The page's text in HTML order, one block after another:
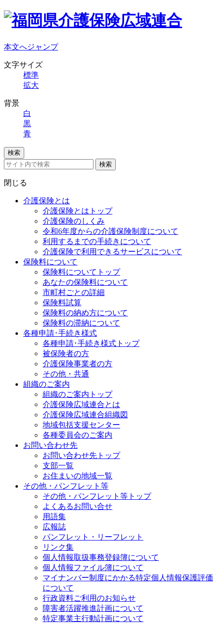
本文へジャンプ
文字サイズ
標準
拡大
背景
白
黒
青
検索
検索
閉じる
介護保険とは
介護保険とはトップ
介護保険のしくみ
令和6年度からの介護保険制度について
利用するまでの手続きについて
介護保険で利用できるサービスについて
保険料について
保険料についてトップ
あなたの保険料について
市町村ごとの詳細
保険料試算
保険料の納め方について
保険料の滞納について
各種申請･手続き様式
各種申請･手続き様式トップ
被保険者の方
介護保険事業者の方
その他・共通
組織のご案内
組織のご案内トップ
介護保険広域連合とは
介護保険広域連合組織図
地域包括支援センター
各種委員会のご案内
お問い合わせ先
お問い合わせ先トップ
支部一覧
お住まいの地域一覧
その他・パンフレット等
その他・パンフレット等トップ
よくあるお問い合せ
用語集
広報誌
パンフレット・リーフレット
リンク集
個人情報取扱事務登録簿について
個人情報ファイル簿について
マイナンバー制度にかかる特定個人情報保護評価
について
行政資料ご利用のお知らせ
障害者活躍推進計画について
特定事業主行動計画について